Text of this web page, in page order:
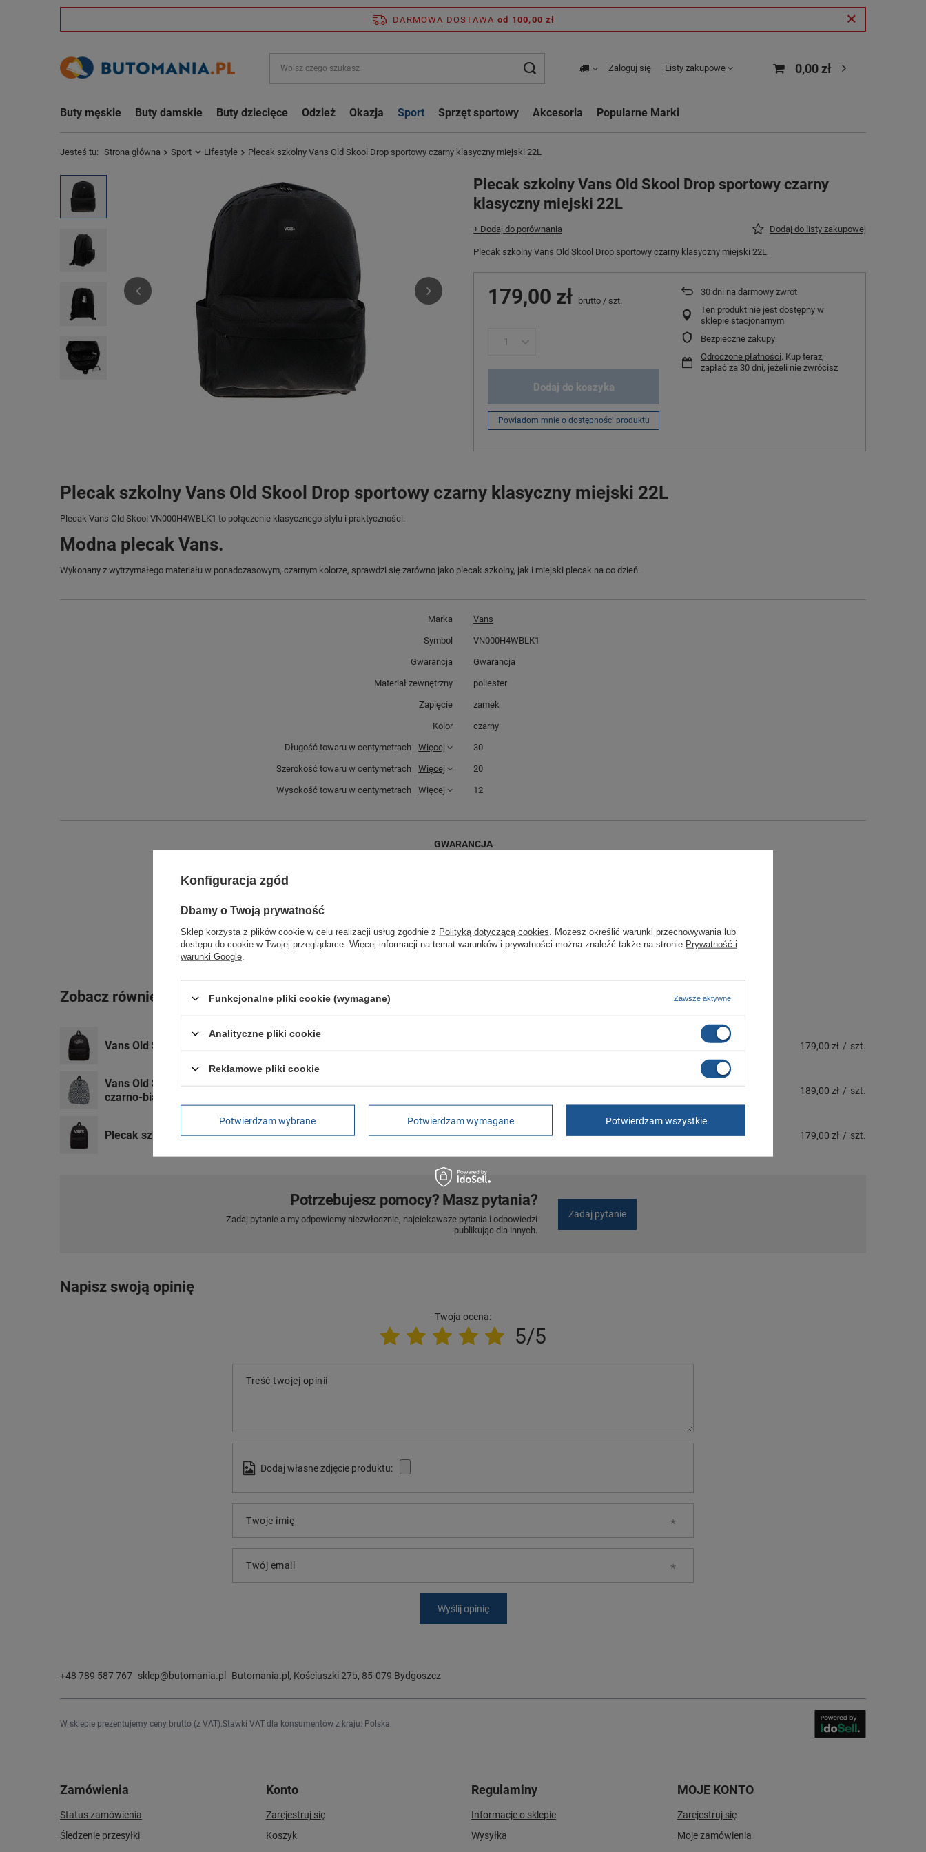
DARMOWA DOSTAWA od 100,00 zł
Zaloguj się Listy zakupowe 0,00 zł
Buty męskie Buty damskie Buty dziecięce Odzież Okazja Sport Sprzęt sportowy Akcesoria Popularne Marki
Jesteś tu: Strona główna Sport Lifestyle Plecak szkolny Vans Old Skool Drop sportowy czarny klasyczny miejski 22L
Plecak szkolny Vans Old Skool Drop sportowy czarny
klasyczny miejski 22L
+ Dodaj do porównania Dodaj do listy zakupowej
Plecak szkolny Vans Old Skool Drop sportowy czarny klasyczny miejski 22L
179,00 zł brutto / szt.
Dodaj do koszyka
Powiadom mnie o dostępności produktu
30 dni na darmowy zwrot
Ten produkt nie jest dostępny w
sklepie stacjonarnym
Bezpieczne zakupy
Odroczone płatności. Kup teraz,
zapłać za 30 dni, jeżeli nie zwrócisz
Plecak szkolny Vans Old Skool Drop sportowy czarny klasyczny miejski 22L
Plecak Vans Old Skool VN000H4WBLK1 to połączenie klasycznego stylu i praktyczności.
Modna plecak Vans.
Wykonany z wytrzymałego materiału w ponadczasowym, czarnym kolorze, sprawdzi się zarówno jako plecak szkolny, jak i miejski plecak na co dzień.
Marka Vans
Symbol VN000H4WBLK1
Gwarancja Gwarancja
Materiał zewnętrzny poliester
Zapięcie zamek
Kolor czarny
Długość towaru w centymetrach Więcej 30
Szerokość towaru w centymetrach Więcej 20
Wysokość towaru w centymetrach Więcej 12
GWARANCJA
Kościuszki 27b
85-079 Bydgoszcz
Zobacz również
Vans Old Skool Class plecak szkolny sportowy czarny klasyczny miejski 22L 179,00 zł / szt.
Vans Old Skool Check plecak szkolny sportowy klasyczny miejski 22L
czarno-biały
189,00 zł / szt.
Plecak szkolny Vans Old Skool Drop sportowy czarny miejski 22L 179,00 zł / szt.
Potrzebujesz pomocy? Masz pytania?
Zadaj pytanie a my odpowiemy niezwłocznie, najciekawsze pytania i odpowiedzi
publikując dla innych.
Zadaj pytanie
Napisz swoją opinię
Twoja ocena:
5/5
Treść twojej opinii
Dodaj własne zdjęcie produktu:
Twoje imię
Twój email
Wyślij opinię
+48 789 587 767 sklep@butomania.pl Butomania.pl , Kościuszki 27b, 85-079 Bydgoszcz
W sklepie prezentujemy ceny brutto (z VAT). Stawki VAT dla konsumentów z kraju: Polska
Zamówienia
Status zamówienia
Śledzenie przesyłki
Konto
Zarejestruj się
Koszyk
Regulaminy
Informacje o sklepie
Wysyłka
MOJE KONTO
Zarejestruj się
Moje zamówienia
Konfiguracja zgód
Dbamy o Twoją prywatność
Sklep korzysta z plików cookie w celu realizacji usług zgodnie z Polityką dotyczącą cookies . Możesz określić warunki przechowywania lub
dostępu do cookie w Twojej przeglądarce. Więcej informacji na temat warunków i prywatności można znaleźć także na stronie Prywatność i
warunki Google
Funkcjonalne pliki cookie (wymagane) Zawsze aktywne
Analityczne pliki cookie
Reklamowe pliki cookie
Potwierdzam wybrane Potwierdzam wymagane Potwierdzam wszystkie